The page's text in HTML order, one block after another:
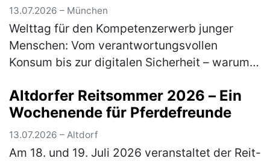
13.07.2026 – München
Welttag für den Kompetenzerwerb junger
Menschen: Vom verantwortungsvollen
Konsum bis zur digitalen Sicherheit – warum
Am 15. Juli macht der Welttag für den …
(mehr)
Altdorfer Reitsommer 2026 – Ein
Wochenende für Pferdefreunde
13.07.2026 – Altdorf
Am 18. und 19. Juli 2026 veranstaltet der Reit-